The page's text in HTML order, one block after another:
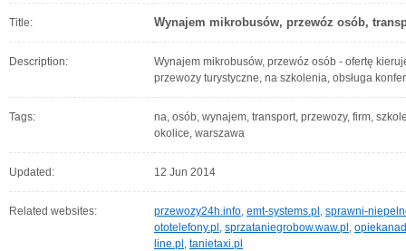
Title: Wynajem mikrobusów, przewóz osób,
Description:
Wynajem mikrobusów, przewóz osób - ofertę
przewozy turystyczne, na szkolenia, obsługa
Tags:
na, osób, wynajem, transport, przewozy, firm,
okolice, warszawa
Updated: 12 Jun 2014
Related websites: przewozy24h.info, emt-systems.pl , sprawni-
ototelefony.pl , sprzataniegrobow.waw.pl ,
line.pl , tanietaxi.pl